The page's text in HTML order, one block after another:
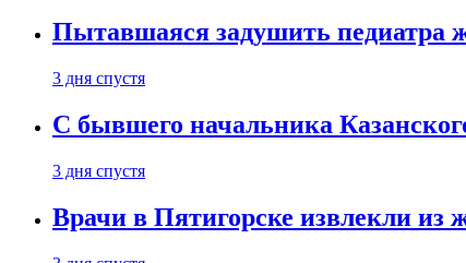
Пытавшаяся задушить педиатра
3 дня спустя
С бывшего начальника
3 дня спустя
Врачи в Пятигорске извлекли из